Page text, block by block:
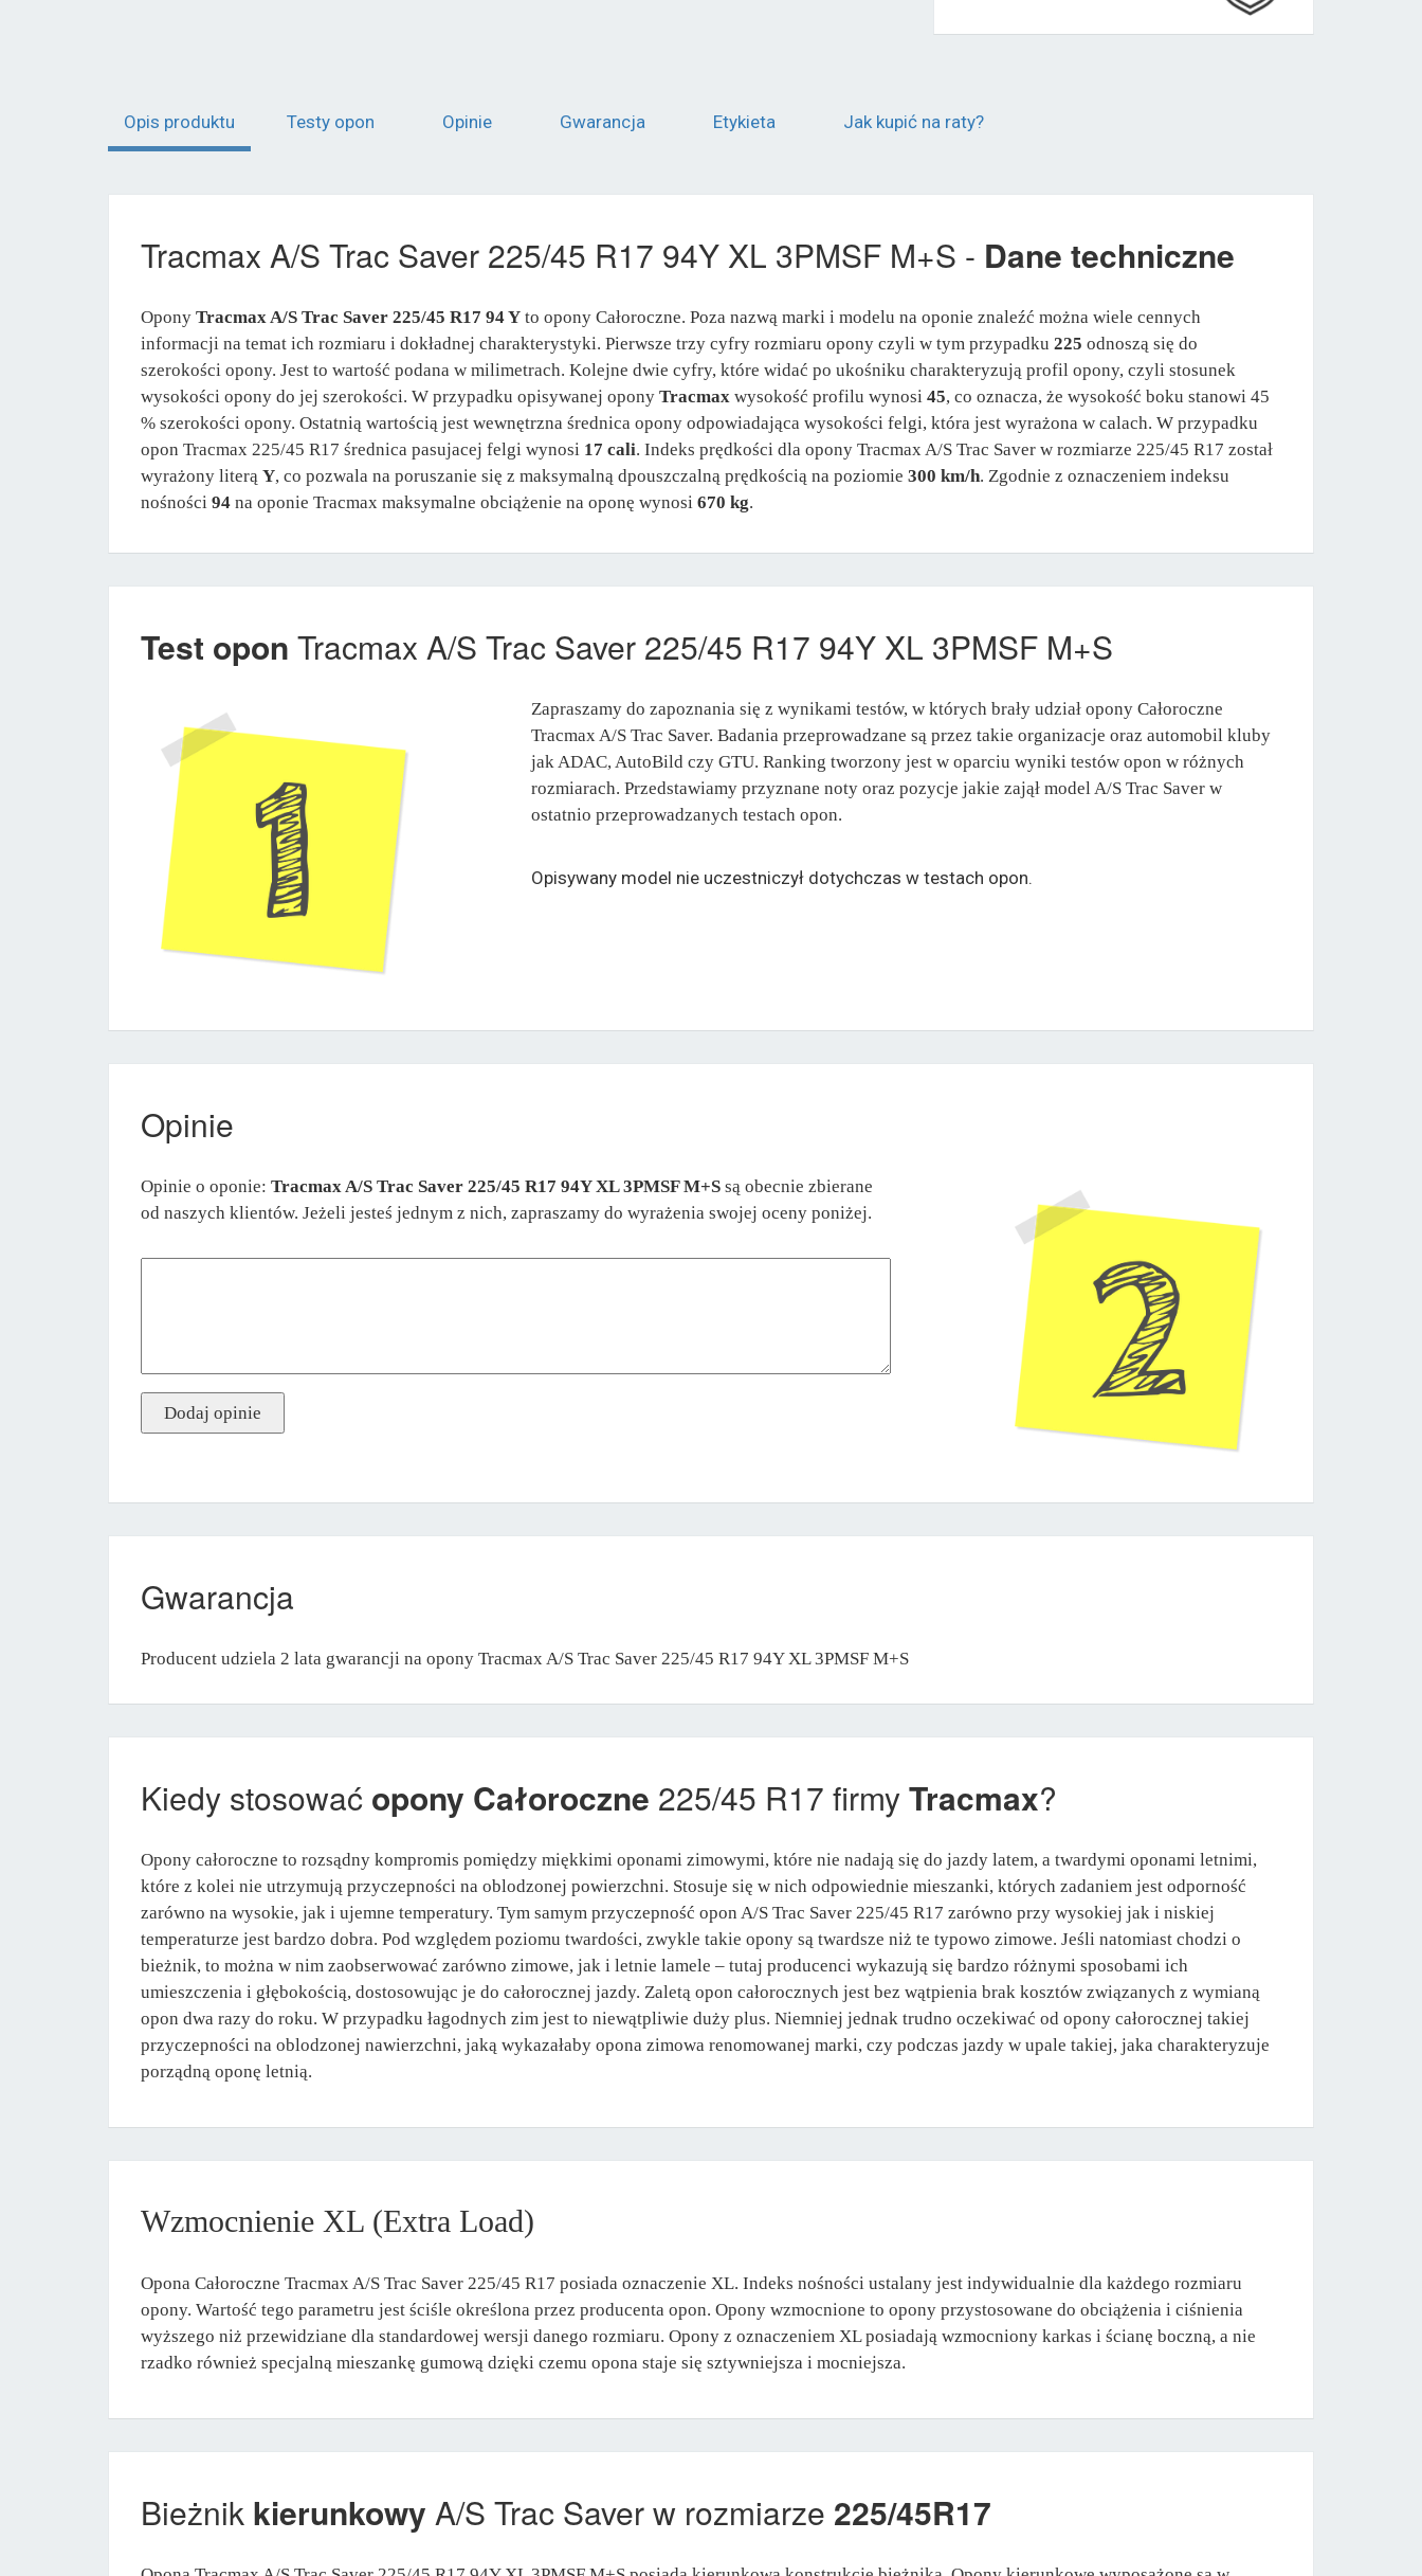
Opis produktu Testy opon Opinie Gwarancja Etykieta Jak kupić na raty?
Tracmax A/S Trac Saver 225/45 R17 94Y XL 3PMSF M+S - Dane techniczne
Opony Tracmax A/S Trac Saver 225/45 R17 94 Y to opony Całoroczne. Poza nazwą marki i modelu na oponie znaleźć można wiele cennych
informacji na temat ich rozmiaru i dokładnej charakterystyki. Pierwsze trzy cyfry rozmiaru opony czyli w tym przypadku 225 odnoszą się do
szerokości opony. Jest to wartość podana w milimetrach. Kolejne dwie cyfry, które widać po ukośniku charakteryzują profil opony, czyli stosunek
wysokości opony do jej szerokości. W przypadku opisywanej opony Tracmax wysokość profilu wynosi 45, co oznacza, że wysokość boku stanowi 45
% szerokości opony. Ostatnią wartością jest wewnętrzna średnica opony odpowiadająca wysokości felgi, która jest wyrażona w calach. W przypadku
opon Tracmax 225/45 R17 średnica pasujacej felgi wynosi 17 cali. Indeks prędkości dla opony Tracmax A/S Trac Saver w rozmiarze 225/45 R17 został
wyrażony literą Y, co pozwala na poruszanie się z maksymalną dpouszczalną prędkością na poziomie 300 km/h. Zgodnie z oznaczeniem indeksu
nośności 94 na oponie Tracmax maksymalne obciążenie na oponę wynosi 670 kg.
Test opon Tracmax A/S Trac Saver 225/45 R17 94Y XL 3PMSF M+S
Zapraszamy do zapoznania się z wynikami testów, w których brały udział opony Całoroczne
Tracmax A/S Trac Saver. Badania przeprowadzane są przez takie organizacje oraz automobil kluby
jak ADAC, AutoBild czy GTU. Ranking tworzony jest w oparciu wyniki testów opon w różnych
rozmiarach. Przedstawiamy przyznane noty oraz pozycje jakie zajął model A/S Trac Saver w
ostatnio przeprowadzanych testach opon.
Opisywany model nie uczestniczył dotychczas w testach opon.
Opinie
Opinie o oponie: Tracmax A/S Trac Saver 225/45 R17 94Y XL 3PMSF M+S są obecnie zbierane
od naszych klientów. Jeżeli jesteś jednym z nich, zapraszamy do wyrażenia swojej oceny poniżej.
Gwarancja
Producent udziela 2 lata gwarancji na opony Tracmax A/S Trac Saver 225/45 R17 94Y XL 3PMSF M+S
Kiedy stosować opony Całoroczne 225/45 R17 firmyTracmax?
Opony całoroczne to rozsądny kompromis pomiędzy miękkimi oponami zimowymi, które nie nadają się do jazdy latem, a twardymi oponami letnimi,
które z kolei nie utrzymują przyczepności na oblodzonej powierzchni. Stosuje się w nich odpowiednie mieszanki, których zadaniem jest odporność
zarówno na wysokie, jak i ujemne temperatury. Tym samym przyczepność opon A/S Trac Saver 225/45 R17 zarówno przy wysokiej jak i niskiej
temperaturze jest bardzo dobra. Pod względem poziomu twardości, zwykle takie opony są twardsze niż te typowo zimowe. Jeśli natomiast chodzi o
bieżnik, to można w nim zaobserwować zarówno zimowe, jak i letnie lamele – tutaj producenci wykazują się bardzo różnymi sposobami ich
umieszczenia i głębokością, dostosowując je do całorocznej jazdy. Zaletą opon całorocznych jest bez wątpienia brak kosztów związanych z wymianą
opon dwa razy do roku. W przypadku łagodnych zim jest to niewątpliwie duży plus. Niemniej jednak trudno oczekiwać od opony całorocznej takiej
przyczepności na oblodzonej nawierzchni, jaką wykazałaby opona zimowa renomowanej marki, czy podczas jazdy w upale takiej, jaka charakteryzuje
porządną oponę letnią.
Wzmocnienie XL (Extra Load)
Opona Całoroczne Tracmax A/S Trac Saver 225/45 R17 posiada oznaczenie XL. Indeks nośności ustalany jest indywidualnie dla każdego rozmiaru
opony. Wartość tego parametru jest ściśle określona przez producenta opon. Opony wzmocnione to opony przystosowane do obciążenia i ciśnienia
wyższego niż przewidziane dla standardowej wersji danego rozmiaru. Opony z oznaczeniem XL posiadają wzmocniony karkas i ścianę boczną, a nie
rzadko również specjalną mieszankę gumową dzięki czemu opona staje się sztywniejsza i mocniejsza.
Bieżnik kierunkowy A/S Trac Saver w rozmiarze 225/45R17